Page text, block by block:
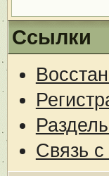
Ссылки
Связь